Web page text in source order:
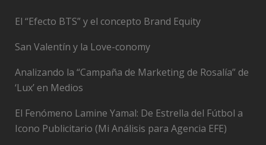
El “Efecto BTS” y el concepto Brand Equity
San Valentín y la Love-conomy
Analizando la “Campaña de Marketing de Rosalía” de
‘Lux’ en Medios
El Fenómeno Lamine Yamal: De Estrella del Fútbol a
Icono Publicitario (Mi Análisis para Agencia EFE)